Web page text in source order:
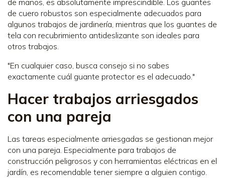
de cuero robustos son especialmente adecuados para
algunos trabajos de jardinería, mientras que los guantes de
tela con recubrimiento antideslizante son ideales para
otros trabajos.
"En cualquier caso, busca consejo si no sabes
exactamente cuál guante protector es el adecuado."
Hacer trabajos arriesgados
con una pareja
Las tareas especialmente arriesgadas se gestionan mejor
con una pareja. Especialmente para trabajos de
construcción peligrosos y con herramientas eléctricas en el
jardín, es recomendable tener siempre a alguien contigo.